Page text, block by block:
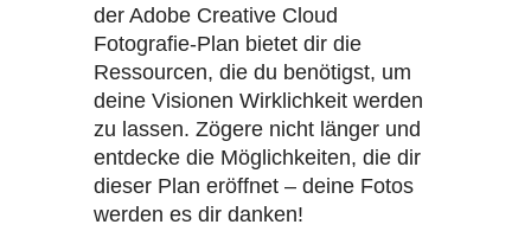
der Adobe Creative Cloud
Fotografie-Plan bietet dir die
Ressourcen, die du benötigst, um
deine Visionen Wirklichkeit werden
zu lassen. Zögere nicht länger und
entdecke die Möglichkeiten, die dir
dieser Plan eröffnet – deine Fotos
werden es dir danken!